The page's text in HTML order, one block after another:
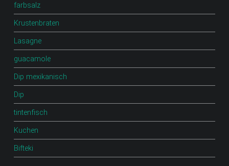
farbsalz
Krustenbraten
Lasagne
guacamole
Dip mexikanisch
Dip
tintenfisch
Kuchen
Bifteki